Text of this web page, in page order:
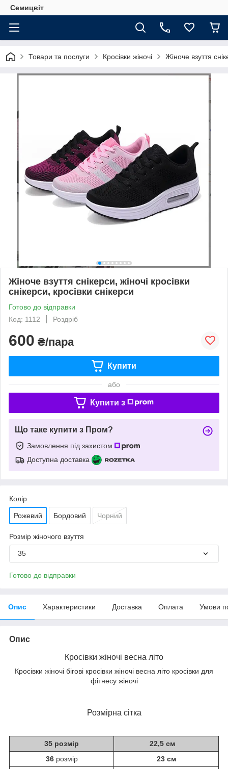
Семицвіт
Товари та послуги Кросівки жіночі Жіноче взуття
Жіноче взуття снікерси, жіночі кросівки
снікерси, кросівки снікерси
Готово до відправки
Код: 1112
Роздріб
600 ₴/пара
Купити
або
Купити з
Що таке купити з Пром?
Замовлення під захистом
Доступна доставка
Колір
Рожевий Бордовий Чорний
Розмір жіночого взуття
35
Готово до відправки
Опис Характеристики Доставка Оплата Умови
Опис
Кросівки жіночі весна літо
Кросівки жіночі бігові кросівки жіночі весна літо кросівки для
фітнесу жіночі
Розмірна сітка
35 розмір
22,5 см
36 розмір
23 см